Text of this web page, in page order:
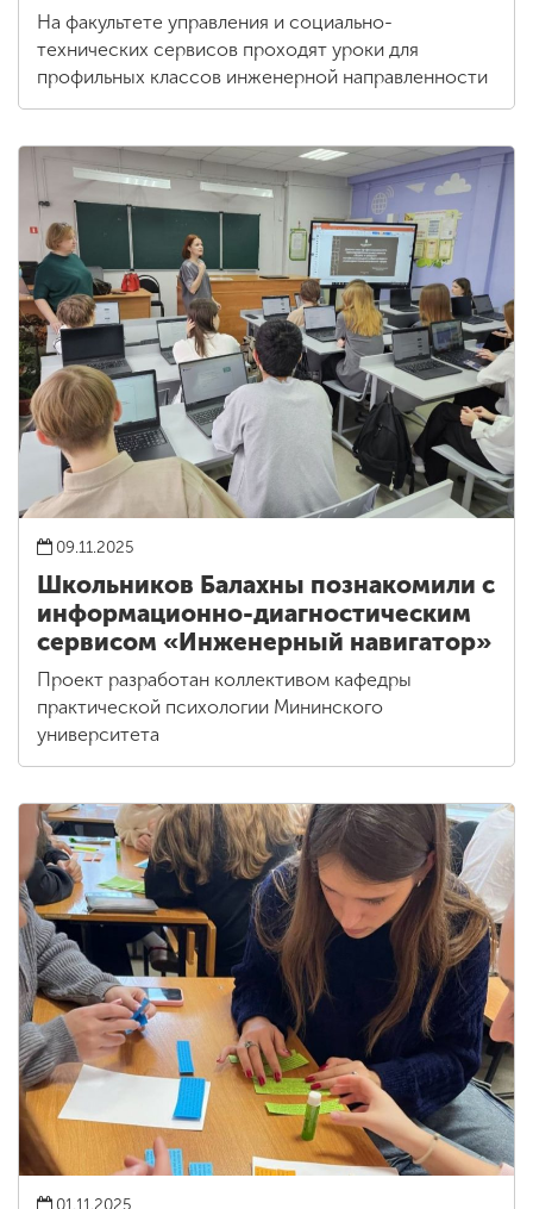
На факультете управления и социально-
технических сервисов проходят уроки для
профильных классов инженерной направленности
09.11.2025
Школьников Балахны познакомили с
информационно-диагностическим
сервисом «Инженерный навигатор»
Проект разработан коллективом кафедры
практической психологии Мининского
университета
01.11.2025